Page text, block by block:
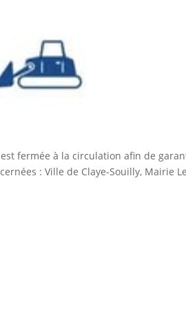
fermée à la circulation afin de
: Ville de Claye-Souilly, Mairie